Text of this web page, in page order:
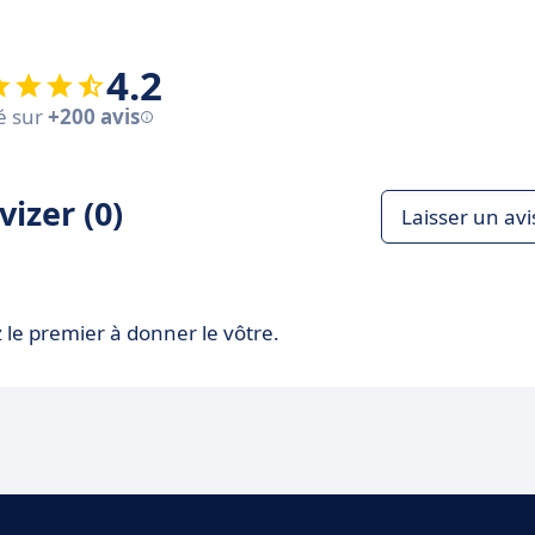
4.2
sur+200 avis
(0) Laisser un
le premier à donner le vôtre.